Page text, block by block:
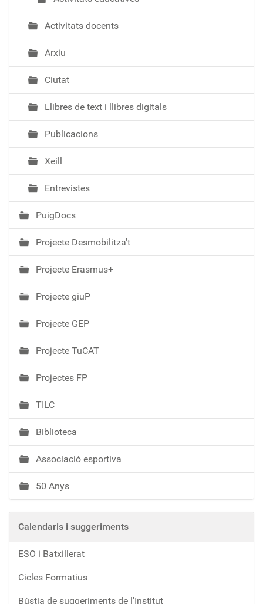
Activitats docents
Arxiu
Ciutat
Llibres de text i llibres digitals
Publicacions
Xeill
Entrevistes
PuigDocs
Projecte Desmobilitza't
Projecte Erasmus+
Projecte giuP
Projecte GEP
Projecte TuCAT
Projectes FP
TILC
Biblioteca
Associació esportiva
50 Anys
Calendaris i suggeriments
ESO i Batxillerat
Cicles Formatius
Bústia de suggeriments de l'Institut